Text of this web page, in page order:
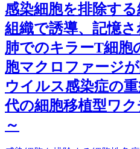
感染細胞を排除す
組織で誘導、記憶
肺でのキラーT細胞
胞マクロファージ
ウイルス感染症の
代の細胞移植型ワ
～